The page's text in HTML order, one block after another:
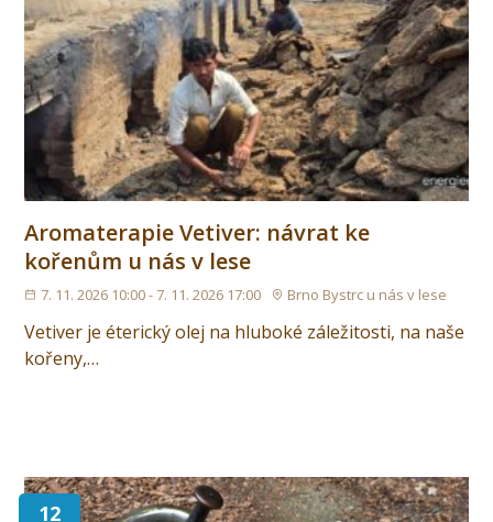
Aromaterapie Vetiver: návrat ke
kořenům u nás v lese
7. 11. 2026 10:00 - 7. 11. 2026 17:00 Brno Bystrc u nás v lese
Vetiver je éterický olej na hluboké záležitosti, na naše
kořeny,…
12